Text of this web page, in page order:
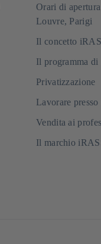
Orari di
Louvre, Parigi
Il concetto
Il programma
Privatizzazione
Lavorare
Vendita ai
Il marchio